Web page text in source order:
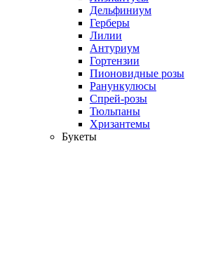
Дельфиниум
Герберы
Лилии
Антуриум
Гортензии
Пионовидные розы
Ранункулюсы
Спрей-розы
Тюльпаны
Хризантемы
Букеты